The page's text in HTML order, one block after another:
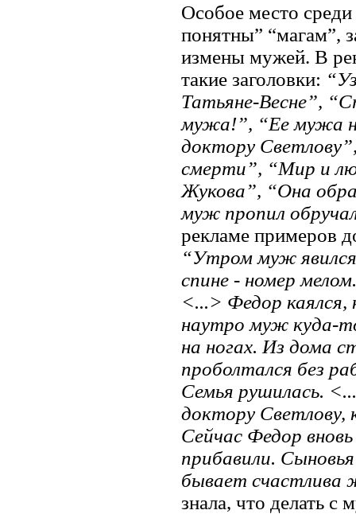
Особое место
понятны” “магам”,
измены мужей. В
такие заголовки:
Татьяне-Весне”,
мужа!”, “Ее мужа
доктору
смерти”, “Мир и
Жукова”, “Она
муж пропил
рекламе примеров
“Утром муж
спине - номер
<...> Федор каялся,
наутро муж куда-
на ногах. Из дома
проболтался без
Семья рушилась.
доктору
Сейчас Федор
прибавили.
бывает счастлива
знала, что делать